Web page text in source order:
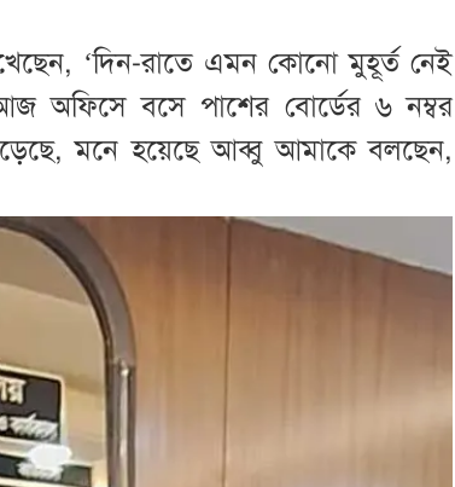
‘দিন-রাতে এমন কোনো মুহূর্ত নেই
অফিসে বসে পাশের বোর্ডের ৬ নম্বর
মনে হয়েছে আব্বু আমাকে বলছেন,